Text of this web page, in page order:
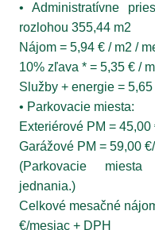
• Administratívne
rozlohou 355,44 m2
Nájom = 5,94 € / m2 /
10% zľava * = 5,35 € /
Služby + energie =
• Parkovacie miesta:
Exteriérové PM =
Garážové PM = 59,00
(Parkovacie
jednania.)
Celkové mesačné
€/mesiac + DPH